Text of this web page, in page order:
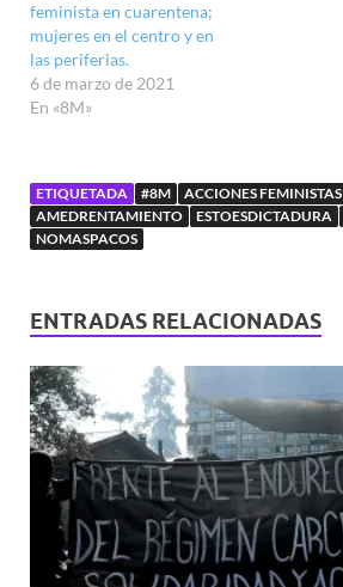
feminista en cuarentena;
mujeres en el centro y en
las periferias.
6 de marzo de 2021
En «8M»
ETIQUETADA #8M
ACCIONES FEMINISTAS
AMEDRENTAMIENTO
ESTOESDICTADURA
NOMASPACOS
ENTRADAS RELACIONADAS